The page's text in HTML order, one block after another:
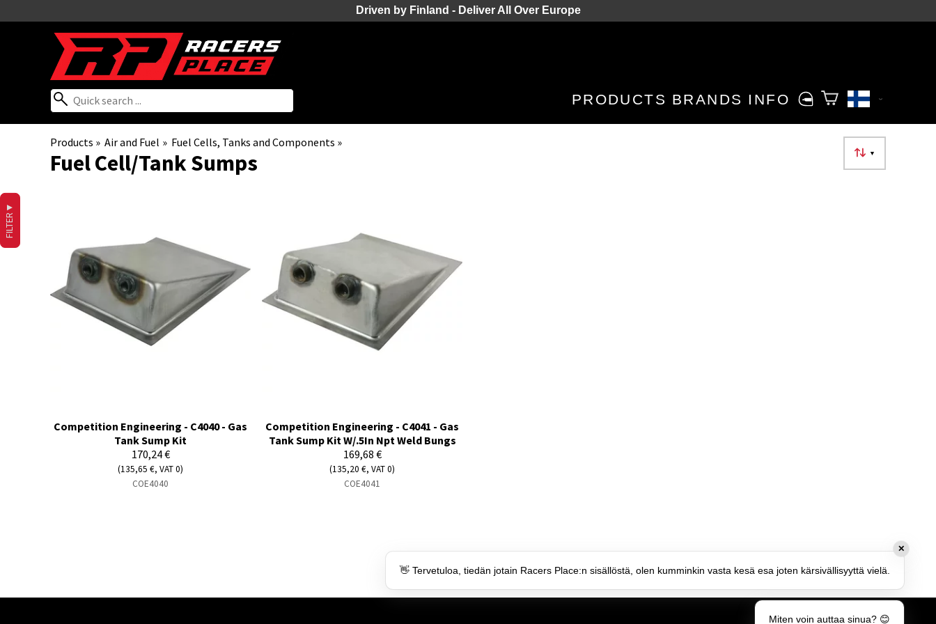
Driven by Finland - Deliver All Over Europe
PRODUCTS BRANDS INFO
Products ‪» Air and Fuel ‪» Fuel Cells, Tanks and Components ‪»
▼
Fuel Cell/Tank Sumps
FILTER
▼
Competition Engineering - C4040 - Gas
Tank Sump Kit
170,24 €
(135,65 €, VAT 0)
COE4040
Competition Engineering - C4041 - Gas
Tank Sump Kit W/.5In Npt Weld Bungs
169,68 €
(135,20 €, VAT 0)
COE4041
✕
👋 Tervetuloa, tiedän jotain Racers Place:n sisällöstä, olen kumminkin vasta kesä esa joten kärsivällisyyttä vielä.
Miten voin auttaa sinua? 😊